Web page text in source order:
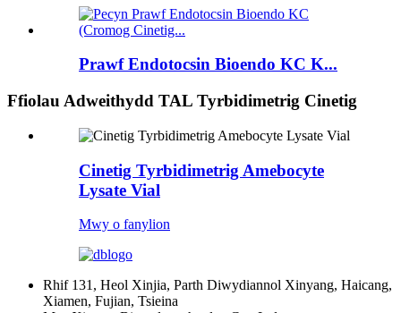
Prawf Endotocsin Bioendo KC K...
Ffiolau Adweithydd TAL Tyrbidimetrig Cinetig
Cinetig Tyrbidimetrig Amebocyte
Lysate Vial
Mwy o fanylion
Rhif 131, Heol Xinjia, Parth Diwydiannol Xinyang, Haicang,
Xiamen, Fujian, Tsieina